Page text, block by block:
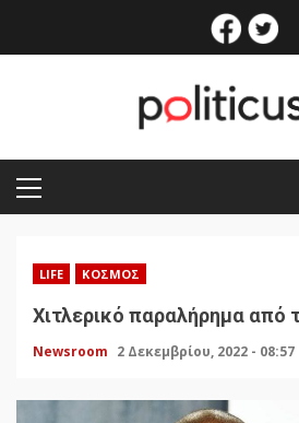
PRIMARY
MENU
LIFE ΚΌΣΜΟΣ
Χιτλερικό παραλήρημα από
Newsroom 2 Δεκεμβρίου, 2022 - 08:57